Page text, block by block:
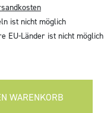
ist nicht möglich
EU-Länder ist nicht möglich
WARENKORB